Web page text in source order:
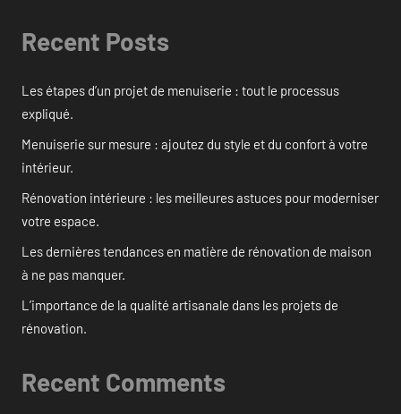
Recent Posts
Les étapes d’un projet de menuiserie : tout le processus
expliqué.
Menuiserie sur mesure : ajoutez du style et du confort à votre
intérieur.
Rénovation intérieure : les meilleures astuces pour moderniser
votre espace.
Les dernières tendances en matière de rénovation de maison
à ne pas manquer.
L’importance de la qualité artisanale dans les projets de
rénovation.
Recent Comments